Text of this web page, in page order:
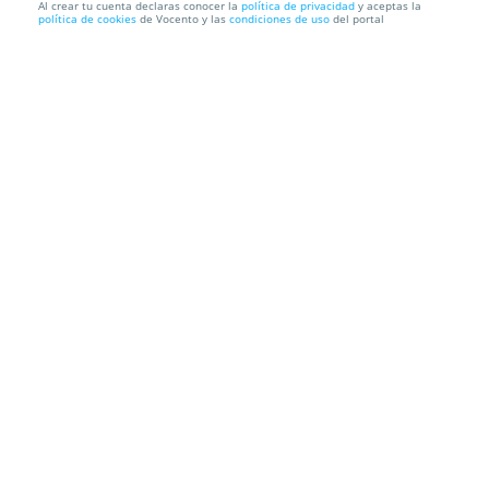
Pollo asado, patatas y un refresco de 1/2 l. para
Al crear tu cuenta declaras conocer la política de privacidad y aceptas la
política de cookies de Vocento y las condiciones de uso del portal